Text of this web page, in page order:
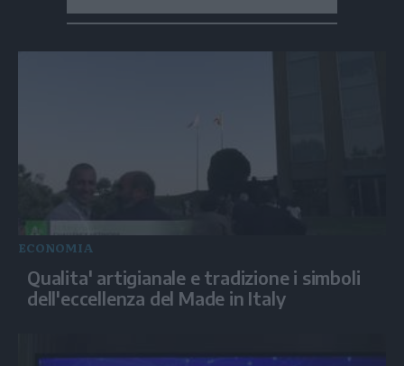
ECONOMIA
Qualita' artigianale e tradizione i simboli
dell'eccellenza del Made in Italy